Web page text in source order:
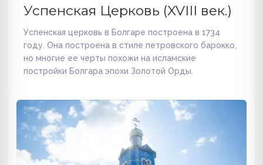
Успенская Церковь (XVIII век.)
Успенская церковь в Болгаре построена в 1734
году. Она построена в стиле петровского барокко,
но многие ее черты похожи на исламские
постройки Болгара эпохи Золотой Орды.